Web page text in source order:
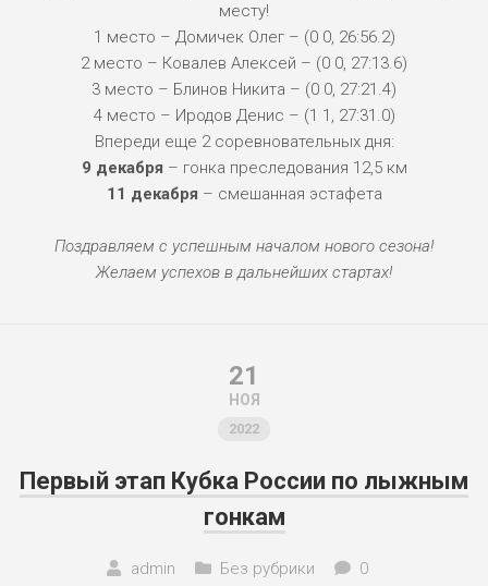
месту!
1 место – Домичек Олег – (0 0, 26:56.2)
2 место – Ковалев Алексей – (0 0, 27:13.6)
3 место – Блинов Никита – (0 0, 27:21.4)
4 место – Иродов Денис – (1 1, 27:31.0)
Впереди еще 2 соревновательных дня:
9 декабря – гонка преследования 12,5 км
11 декабря – смешанная эстафета
Поздравляем с успешным началом нового сезона!
Желаем успехов в дальнейших стартах!
21
НОЯ
2022
Первый этап Кубка России по лыжным
гонкам
admin Без рубрики 0